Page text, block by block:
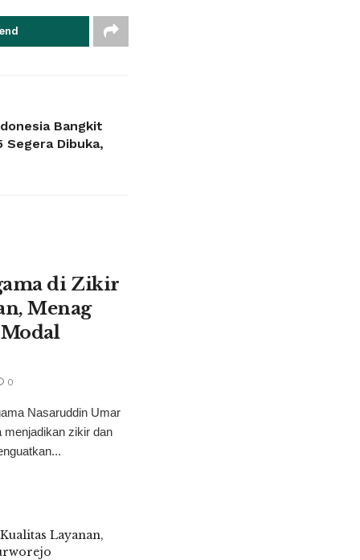
Bangkit
Segera Dibuka,
di Zikir
Menag
0
Nasaruddin Umar
menjadikan zikir dan
Layanan,